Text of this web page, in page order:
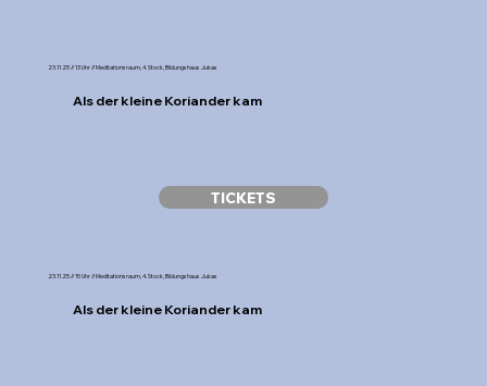
23.11.25 // 13 Uhr // Meditationsraum, 4. Stock, Bildungshaus Jukas
Als der kleine Koriander kam
TICKETS
23.11.25 // 15 Uhr // Meditationsraum, 4. Stock, Bildungshaus Jukas
Als der kleine Koriander kam